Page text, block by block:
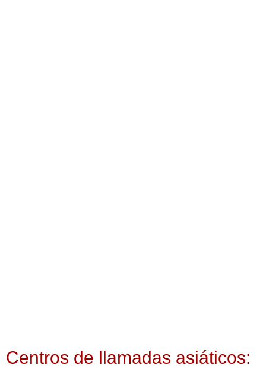
Centros de llamadas asiáticos: